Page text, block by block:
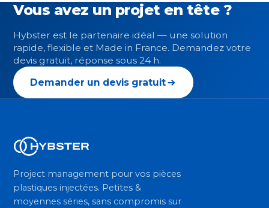
Vous avez un projet en tête ?
Hybster est le partenaire idéal — une solution
rapide, flexible et Made in France. Demandez votre
devis gratuit, réponse sous 24 h.
Demander un devis gratuit
Project management pour vos pièces
plastiques injectées. Petites &
moyennes séries, sans compromis sur